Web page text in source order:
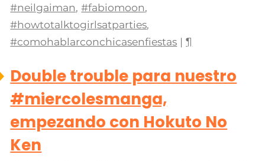
#neilgaiman,#fabiomoon,
#howtotalktogirlsatparties,
#comohablarconchicasenfiestas |¶
Double trouble para nuestro
#miercolesmanga,
empezando con Hokuto No
Ken